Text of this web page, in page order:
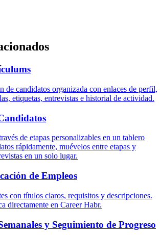
de candidatos organizada con enlaces de perfil,
etiquetas, entrevistas e historial de actividad.
de etapas personalizables en un tablero
rápidamente, muévelos entre etapas y
en un solo lugar.
de Empleos
con títulos claros, requisitos y descripciones.
directamente en Career Habr.
y Seguimiento de Progreso